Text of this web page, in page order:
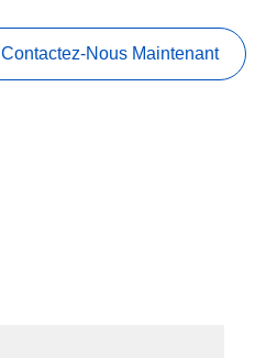
Contactez-Nous Maintenant